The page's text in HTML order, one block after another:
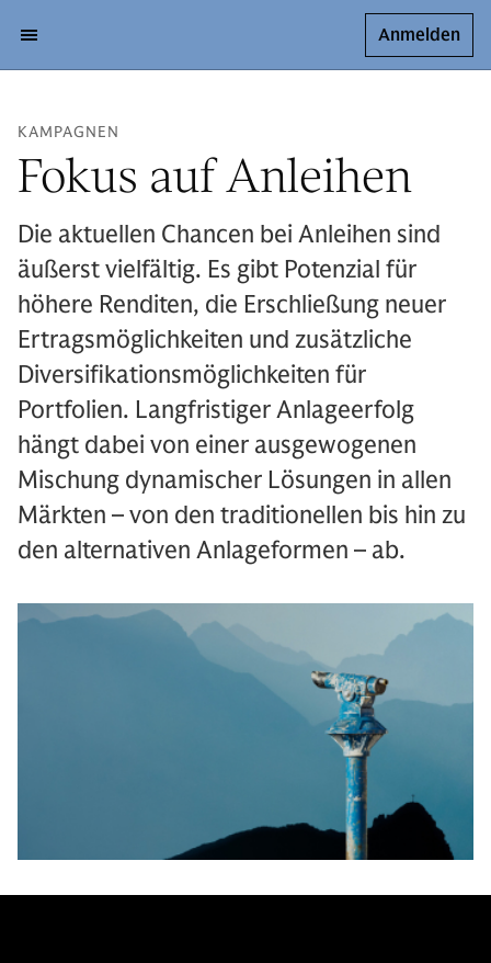
Anmelden
KAMPAGNEN
Fokus auf Anleihen
Die aktuellen Chancen bei Anleihen sind
äußerst vielfältig. Es gibt Potenzial für
höhere Renditen, die Erschließung neuer
Ertragsmöglichkeiten und zusätzliche
Diversifikationsmöglichkeiten für
Portfolien. Langfristiger Anlageerfolg
hängt dabei von einer ausgewogenen
Mischung dynamischer Lösungen in allen
Märkten – von den traditionellen bis hin zu
den alternativen Anlageformen – ab.